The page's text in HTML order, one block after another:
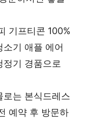
기프티콘 100%
기 애플 에어
정기 경품으로
로는 본식드레스
예약 후 방문하